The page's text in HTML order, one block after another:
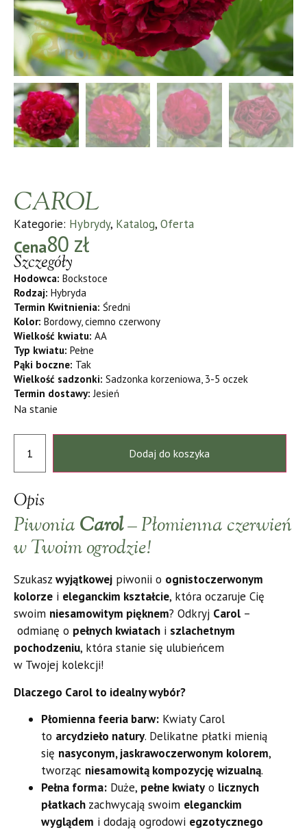
CAROL
Kategorie: Hybrydy, Katalog, Oferta
Cena80 zł
Szczegóły
Hodowca: Bockstoce
Rodzaj: Hybryda
Termin Kwitnienia: Średni
Kolor: Bordowy, ciemno czerwony
Wielkość kwiatu: AA
Typ kwiatu: Pełne
Pąki boczne: Tak
Wielkość sadzonki: Sadzonka korzeniowa, 3-5 oczek
Termin dostawy: Jesień
Na stanie
Dodaj do koszyka
Opis
Piwonia Carol– Płomienna czerwień
w Twoim ogrodzie!
Szukasz wyjątkowej piwonii o ognistoczerwonym
kolorze i eleganckim kształcie, która oczaruje Cię
swoim niesamowitym pięknem? Odkryj Carol –
odmianę o pełnych kwiatach i szlachetnym
pochodzeniu, która stanie się ulubieńcem
w Twojej kolekcji!
Dlaczego Carol to idealny wybór?
Płomienna feeria barw: Kwiaty Carol
to arcydzieło natury. Delikatne płatki mienią
się nasyconym, jaskrawoczerwonym kolorem,
tworząc niesamowitą kompozycję wizualną.
Pełna forma: Duże, pełne kwiatyo licznych
płatkach zachwycają swoim eleganckim
wyglądem i dodają ogrodowi egzotycznego